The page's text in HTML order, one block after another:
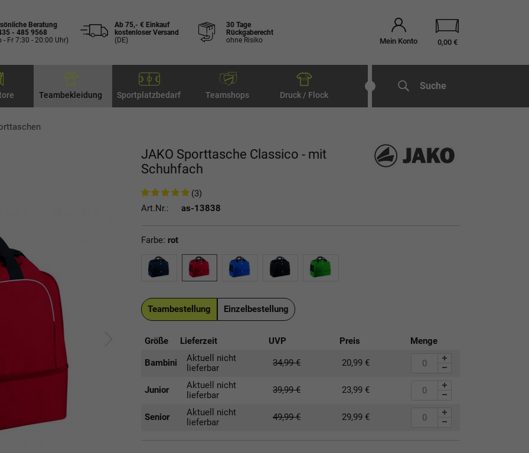
Beratung
- 485 9568
- Fr 7:30 - 20:00 Uhr)
Ab 75,- € Einkauf
kostenloser Versand
(DE)
30 Tage
Rückgaberecht
ohne Risiko
Mein Konto 0,00 €
Teambekleidung Sportplatzbedarf Teamshops Druck / Flock
Suche
JAKO Sporttasche Classico - mit
Schuhfach
(3)
Art.Nr.:
as-13838
Farbe: rot
Teambestellung Einzelbestellung
Größe Lieferzeit UVP Preis Menge
Bambini
Aktuell nicht
lieferbar
34,99€ 20,99 €
Junior
Aktuell nicht
lieferbar
39,99€ 23,99 €
Senior
Aktuell nicht
lieferbar
49,99€ 29,99 €